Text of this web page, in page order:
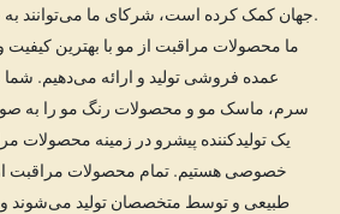
جهان کمک کرده است، شرکای ما می‌توانند به خدمات کامل ما اعتماد کنند.
عمده فروشی تولید و ارائه می‌دهیم. شما
سرم، ماسک مو و محصولات رنگ مو را به
یک تولیدکننده پیشرو در زمینه محصولات
خصوصی هستیم. تمام محصولات مراقبت از
طبیعی و توسط متخصصان تولید می‌شوند و